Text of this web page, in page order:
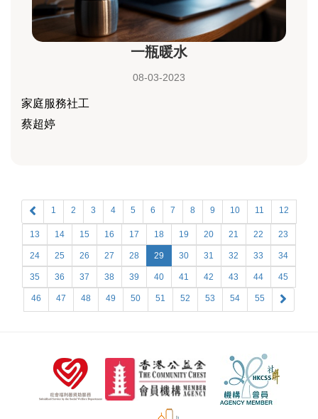
一瓶暖水
08-03-2023
家庭服務社工
蔡超婷
1 2 3 4 5 6 7 8 9 10 11 12
13 14 15 16 17 18 19 20 21 22 23
24 25 26 27 28 29 30 31 32 33 34
35 36 37 38 39 40 41 42 43 44 45
46 47 48 49 50 51 52 53 54 55